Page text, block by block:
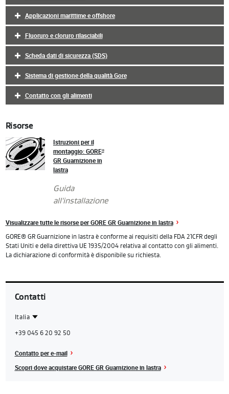
Applicazioni marittime e offshore
Fluoruro e cloruro rilasciabili
Scheda dati di sicurezza (SDS)
Sistema di gestione della qualità Gore
Contatto con gli alimenti
Risorse
Istruzioni per il
montaggio: GORE®
GR Guarnizione in
lastra
Guida
all'installazione
Visualizzare tutte le risorse per GORE GR Guarnizione in lastra
GORE® GR Guarnizione in lastra è conforme ai requisiti della FDA 21CFR degli
Stati Uniti e della direttiva UE 1935/2004 relativa al contatto con gli alimenti.
La dichiarazione di conformità è disponibile su richiesta.
Contatti
Italia
Italia
+39 045 6 20 92 50
Contatto per e-mail
Scopri dove acquistare GORE GR Guarnizione in lastra